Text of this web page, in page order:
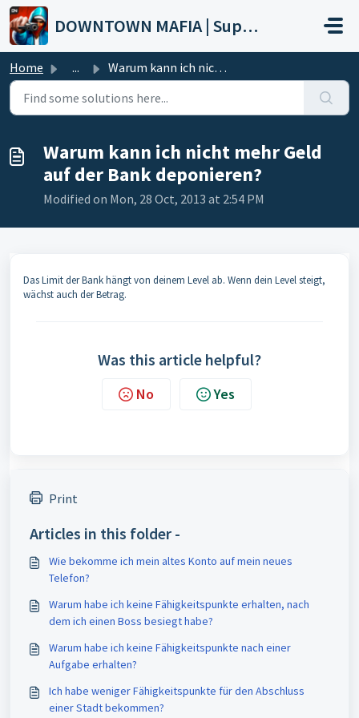
Skip to main content
DOWNTOWN MAFIA | Support
Home ... Warum kann ich nicht mehr Geld auf der Bank deponieren?
Warum kann ich nicht mehr Geld
auf der Bank deponieren?
Modified on Mon, 28 Oct, 2013 at 2:54 PM
Das Limit der Bank hängt von deinem Level ab. Wenn dein Level steigt,
wächst auch der Betrag.
Was this article helpful?
No Yes
Print
Articles in this folder -
Wie bekomme ich mein altes Konto auf mein neues
Telefon?
Warum habe ich keine Fähigkeitspunkte erhalten, nach
dem ich einen Boss besiegt habe?
Warum habe ich keine Fähigkeitspunkte nach einer
Aufgabe erhalten?
Ich habe weniger Fähigkeitspunkte für den Abschluss
einer Stadt bekommen?